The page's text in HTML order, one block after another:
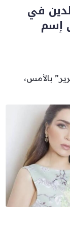
في
إسم
بالأمس،